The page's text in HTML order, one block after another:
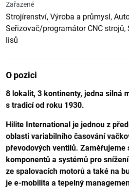
Zařazené
Strojírenství, Výroba a průmysl,
Seřizovač/programátor CNC
lisů
O pozici
8 lokalit, 3 kontinenty, jedna silná
s tradicí od roku 1930.
Hilite International je jednou z
oblasti variabilního časování
převodových ventilů. Zaměřujeme
komponentů a systémů pro
ze spalovacích motorů a také na
je e-mobilita a tepelný